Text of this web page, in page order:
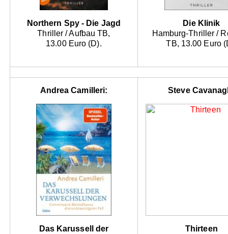
Northern Spy - Die Jagd
Thriller / Aufbau TB,
13.00 Euro (D).
Die Klinik
Hamburg-Thriller /
TB, 13.00 Euro
Andrea Camilleri:
Das Karussell der
Steve
Thirteen